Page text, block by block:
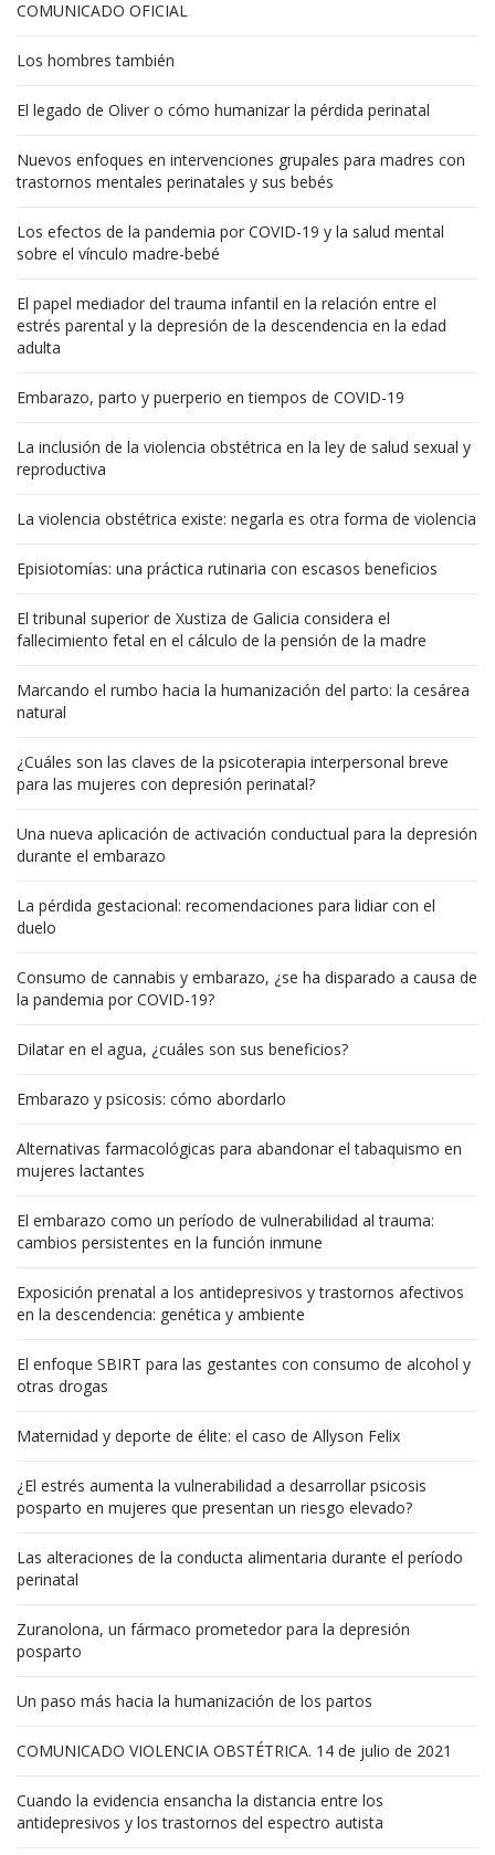
COMUNICADO OFICIAL
Los hombres también
El legado de Oliver o cómo humanizar la pérdida perinatal
Nuevos enfoques en intervenciones grupales para madres con
trastornos mentales perinatales y sus bebés
Los efectos de la pandemia por COVID-19 y la salud mental
sobre el vínculo madre-bebé
El papel mediador del trauma infantil en la relación entre el
estrés parental y la depresión de la descendencia en la edad
adulta
Embarazo, parto y puerperio en tiempos de COVID-19
La inclusión de la violencia obstétrica en la ley de salud sexual y
reproductiva
La violencia obstétrica existe: negarla es otra forma de violencia
Episiotomías: una práctica rutinaria con escasos beneficios
El tribunal superior de Xustiza de Galicia considera el
fallecimiento fetal en el cálculo de la pensión de la madre
Marcando el rumbo hacia la humanización del parto: la cesárea
natural
¿Cuáles son las claves de la psicoterapia interpersonal breve
para las mujeres con depresión perinatal?
Una nueva aplicación de activación conductual para la depresión
durante el embarazo
La pérdida gestacional: recomendaciones para lidiar con el
duelo
Consumo de cannabis y embarazo, ¿se ha disparado a causa de
la pandemia por COVID-19?
Dilatar en el agua, ¿cuáles son sus beneficios?
Embarazo y psicosis: cómo abordarlo
Alternativas farmacológicas para abandonar el tabaquismo en
mujeres lactantes
El embarazo como un período de vulnerabilidad al trauma:
cambios persistentes en la función inmune
Exposición prenatal a los antidepresivos y trastornos afectivos
en la descendencia: genética y ambiente
El enfoque SBIRT para las gestantes con consumo de alcohol y
otras drogas
Maternidad y deporte de élite: el caso de Allyson Felix
¿El estrés aumenta la vulnerabilidad a desarrollar psicosis
posparto en mujeres que presentan un riesgo elevado?
Las alteraciones de la conducta alimentaria durante el período
perinatal
Zuranolona, un fármaco prometedor para la depresión
posparto
Un paso más hacia la humanización de los partos
COMUNICADO VIOLENCIA OBSTÉTRICA. 14 de julio de 2021
Cuando la evidencia ensancha la distancia entre los
antidepresivos y los trastornos del espectro autista